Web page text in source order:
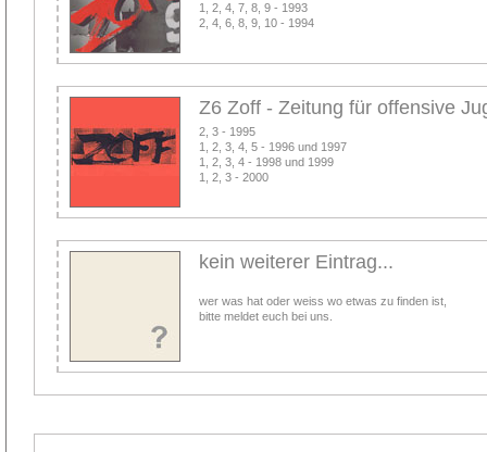
1, 2, 4, 7, 8, 9 - 1993
2, 4, 6, 8, 9, 10 - 1994
Z6 Zoff - Zeitung für offensive
2, 3 - 1995
1, 2, 3, 4, 5 - 1996 und 1997
1, 2, 3, 4 - 1998 und 1999
1, 2, 3 - 2000
kein weiterer Eintrag...
wer was hat oder weiss wo etwas zu finden ist,
bitte meldet euch bei uns.